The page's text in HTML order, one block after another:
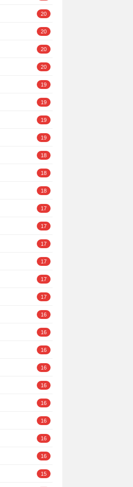
20
20
20
20
19
19
19
19
18
18
18
17
17
17
17
17
17
16
16
16
16
16
16
16
16
16
15